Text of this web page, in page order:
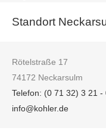
Standort
Rötelstraße 17
74172 Neckarsulm
Telefon: (0 71 32) 3 21 -
info@kohler.de